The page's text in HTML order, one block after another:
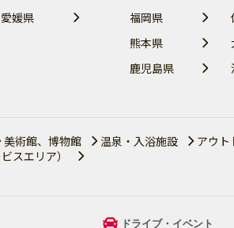
愛媛県
福岡県
熊本県
鹿児島県
美術館、博物館 温泉・入浴施設 アウト
スエリア）
ドライブ・イベント